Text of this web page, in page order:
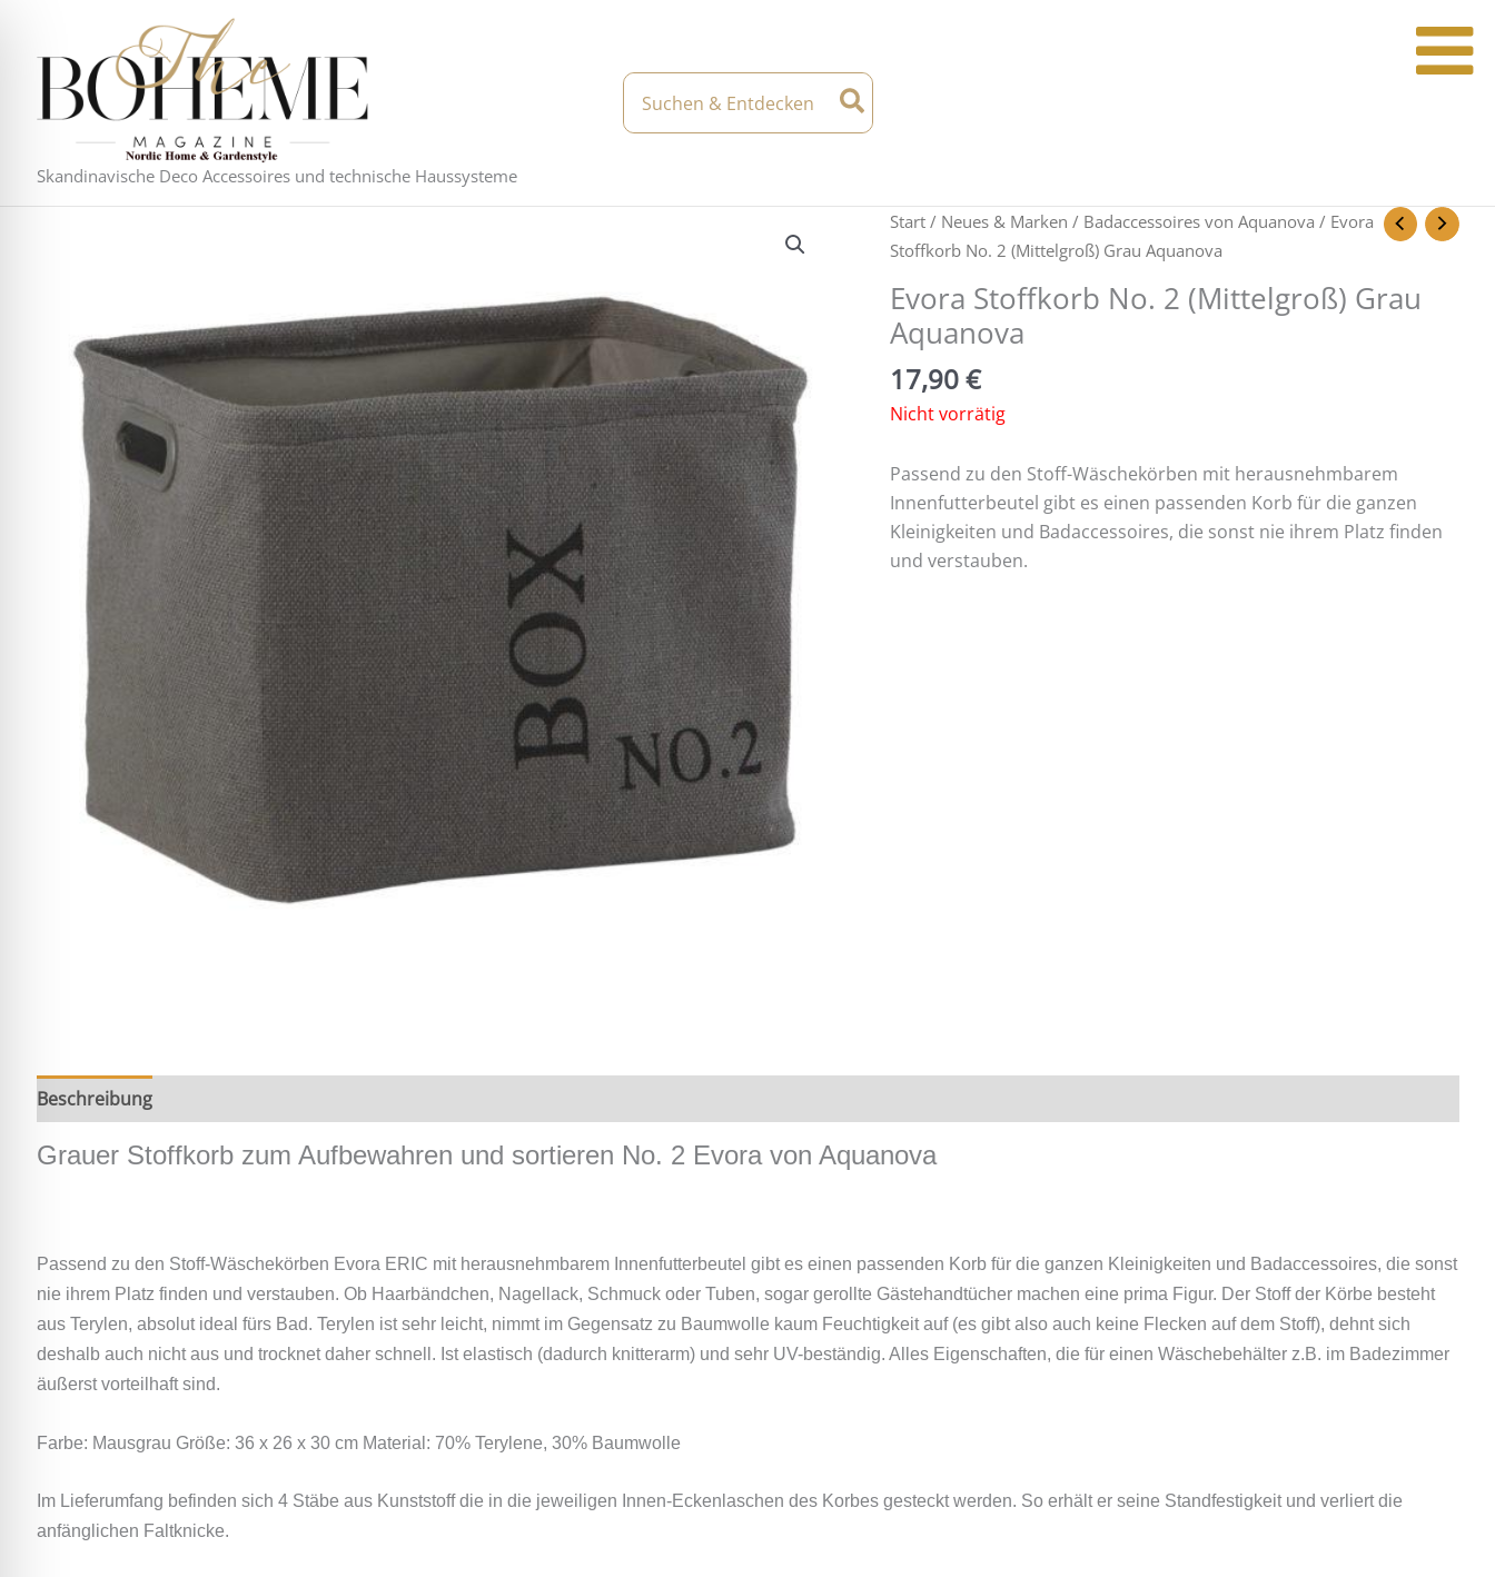
springen
Skandinavische Deco Accessoires und technische Haussysteme
Search
for:
Start/ Neues & Marken / Badaccessoires von Aquanova / Evora
Stoffkorb No. 2 (Mittelgroß) Grau Aquanova
Evora Stoffkorb No. 2 (Mittelgroß) Grau
Aquanova
17,90€
Nicht vorrätig
Passend zu den Stoff-Wäschekörben mit herausnehmbarem
Innenfutterbeutel gibt es einen passenden Korb für die ganzen
Kleinigkeiten und Badaccessoires, die sonst nie ihrem Platz finden
und verstauben.
Beschreibung
Grauer Stoffkorb zum Aufbewahren und sortieren No. 2 Evora von Aquanova
Passend zu den Stoff-Wäschekörben Evora ERIC mit herausnehmbarem Innenfutterbeutel gibt es einen passenden Korb für die ganzen Kleinigkeiten und Badaccessoires, die sonst
nie ihrem Platz finden und verstauben. Ob Haarbändchen, Nagellack, Schmuck oder Tuben, sogar gerollte Gästehandtücher machen eine prima Figur. Der Stoff der Körbe besteht
aus Terylen, absolut ideal fürs Bad. Terylen ist sehr leicht, nimmt im Gegensatz zu Baumwolle kaum Feuchtigkeit auf (es gibt also auch keine Flecken auf dem Stoff), dehnt sich
deshalb auch nicht aus und trocknet daher schnell. Ist elastisch (dadurch knitterarm) und sehr UV-beständig. Alles Eigenschaften, die für einen Wäschebehälter z.B. im Badezimmer
äußerst vorteilhaft sind.
Farbe: Mausgrau Größe: 36 x 26 x 30 cm Material: 70% Terylene, 30% Baumwolle
Im Lieferumfang befinden sich 4 Stäbe aus Kunststoff die in die jeweiligen Innen-Eckenlaschen des Korbes gesteckt werden. So erhält er seine Standfestigkeit und verliert die
anfänglichen Faltknicke.